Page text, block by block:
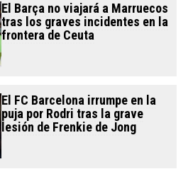
El Barça no viajará a Marruecos
tras los graves incidentes en la
frontera de Ceuta
El FC Barcelona irrumpe en la
puja por Rodri tras la grave
lesión de Frenkie de Jong